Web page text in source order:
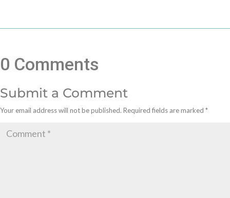
0 Comments
Submit a Comment
Your email address will not be published. Required fields are marked *